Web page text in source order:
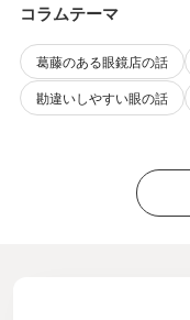
コラムテーマ
葛藤のある眼鏡店の話
勘違いしやすい眼の話